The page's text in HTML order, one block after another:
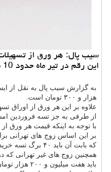
این رقم در تیر ماه حدود 10 میلیون و 500 هزار تومان بود.
به گزارش سیب پال به نقل از
هزار و ۳۰۰ تومان است.
علاوه بر این هر ورق از اوراق تسهیلات مسكن اردیبهشت ۱۳۹۸ نیز ۴۵ هزار و ۳۰۰ تومان داد و
از طرفی به جز تسه فروردین امسال كه ۴۴ هزار و ۶۰۰ تومان معامله می شود، قیمت باقی تسه های انتشار یافته امسال
با توجه به اینكه قیمت هر ورق از اوراق مسكن در این روزها عمدتاً
كه بابت آن باید ۴۰ برگ تسه خریداری شود، یك میلیون و ۸۰۰ هزار تومان اضافه می شود. در نتیجه در مجموع باید برای دریافت وام ۱۲۰ میلیون تومانی مسكن حدود ۱۰ میلیون و ۸۰۰ هزار تومان صرف شود.
باید هفت میلیون و ۲۰۰ هزار تومان بابت خرید این اوراق بپردازند كه با احتساب یك میلیون و ۹۶۰ هزار تومان برای خرید اوراق وام جعاله در مجموع برای دریافت وام ۱۰۰ میلیون تومانی باید ۹ میلیون تومان پرداخت كنند.